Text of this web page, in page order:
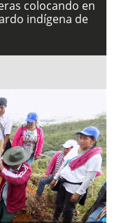
colocando en
indígena de